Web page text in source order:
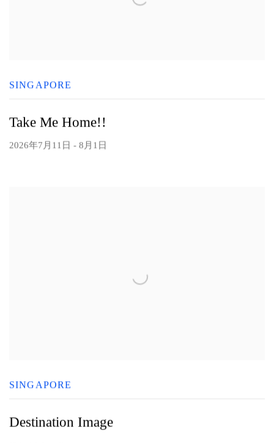
Take Me Home!!
2026年7月11日 - 8月1日
SINGAPORE
Destination Image
SINGAPORE